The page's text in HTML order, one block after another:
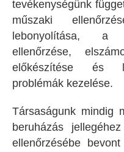
tevékenységünk
műszaki
lebonyolítása, a
ellenőrzése,
előkészítése és
problémák kezelése.
Társaságunk mindig
beruházás
ellenőrzésébe